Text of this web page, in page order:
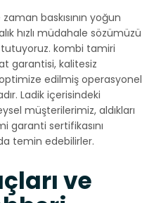
baskısının yoğun
hızlı müdahale sözümüzü
tutuyoruz. kombi tamiri
garantisi, kalitesiz
edilmiş operasyonel
Ladik içerisindeki
müşterilerimiz, aldıkları
garanti sertifikasını
temin edebilirler.
ve